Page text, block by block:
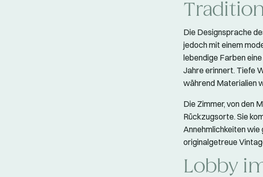
Die Designsprache
jedoch mit einem
lebendige Farben
Jahre erinnert. Tiefe
während Materialien
Die Zimmer, von den
Rückzugsorte. Sie
Annehmlichkeiten
originalgetreue
Lobby